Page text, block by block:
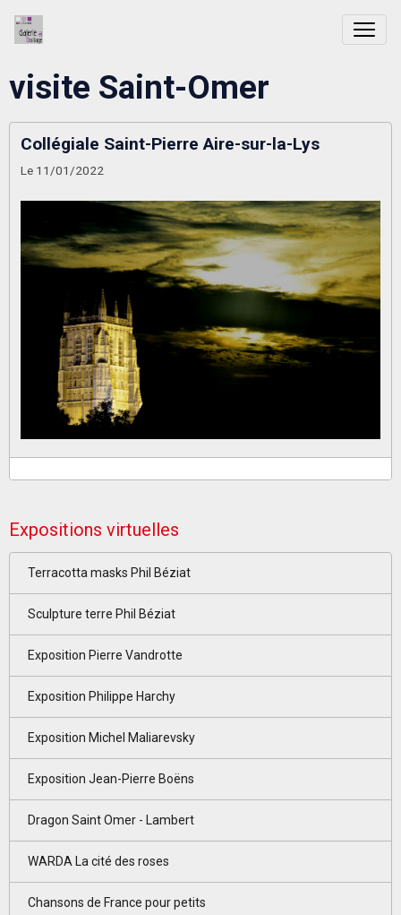
visite Saint-Omer
Collégiale Saint-Pierre Aire-sur-la-Lys
Le 11/01/2022
Expositions virtuelles
Terracotta masks Phil Béziat
Sculpture terre Phil Béziat
Exposition Pierre Vandrotte
Exposition Philippe Harchy
Exposition Michel Maliarevsky
Exposition Jean-Pierre Boëns
Dragon Saint Omer - Lambert
WARDA La cité des roses
Chansons de France pour petits